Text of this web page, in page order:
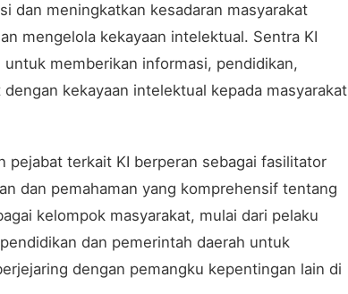
dan meningkatkan kesadaran masyarakat
mengelola kekayaan intelektual. Sentra KI
memberikan informasi, pendidikan,
kekayaan intelektual kepada masyarakat
pejabat terkait KI berperan sebagai fasilitator
dan pemahaman yang komprehensif tentang
kelompok masyarakat, mulai dari pelaku
dan pemerintah daerah untuk
dengan pemangku kepentingan lain di